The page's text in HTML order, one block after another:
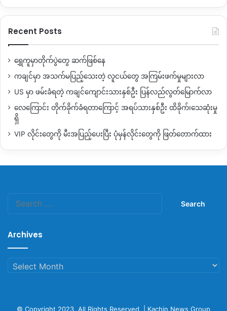
Recent Posts
ရွှေကူမှာတိုက်ပွဲတွေ ဆက်ဖြစ်နေ
ကချင်မှာ အသက်မပြည့်သေးတဲ့ လူငယ်တွေ အကြမ်းဖက်မှုများလာ
US မှာ ဖမ်းခံရတဲ့ ကချင်ကျောင်းသားနှစ်ဦး ပြန်လည်လွတ်မြောက်လာ
လေကြောင်း တိုက်ခိုက်ခံရတာကြောင့် အရပ်သားနှစ်ဦး ထိခိုက်၊သေဆုံးမှု
ရှိ
VIP လိုင်းတွေကို မီးအပြည့်ပေးပြီး ပုံမှန်လိုင်းတွေကို ဖြတ်တောက်ထား
Archives
Archives
© Copyright 2023, All Rights Reserved | Kachin News Group